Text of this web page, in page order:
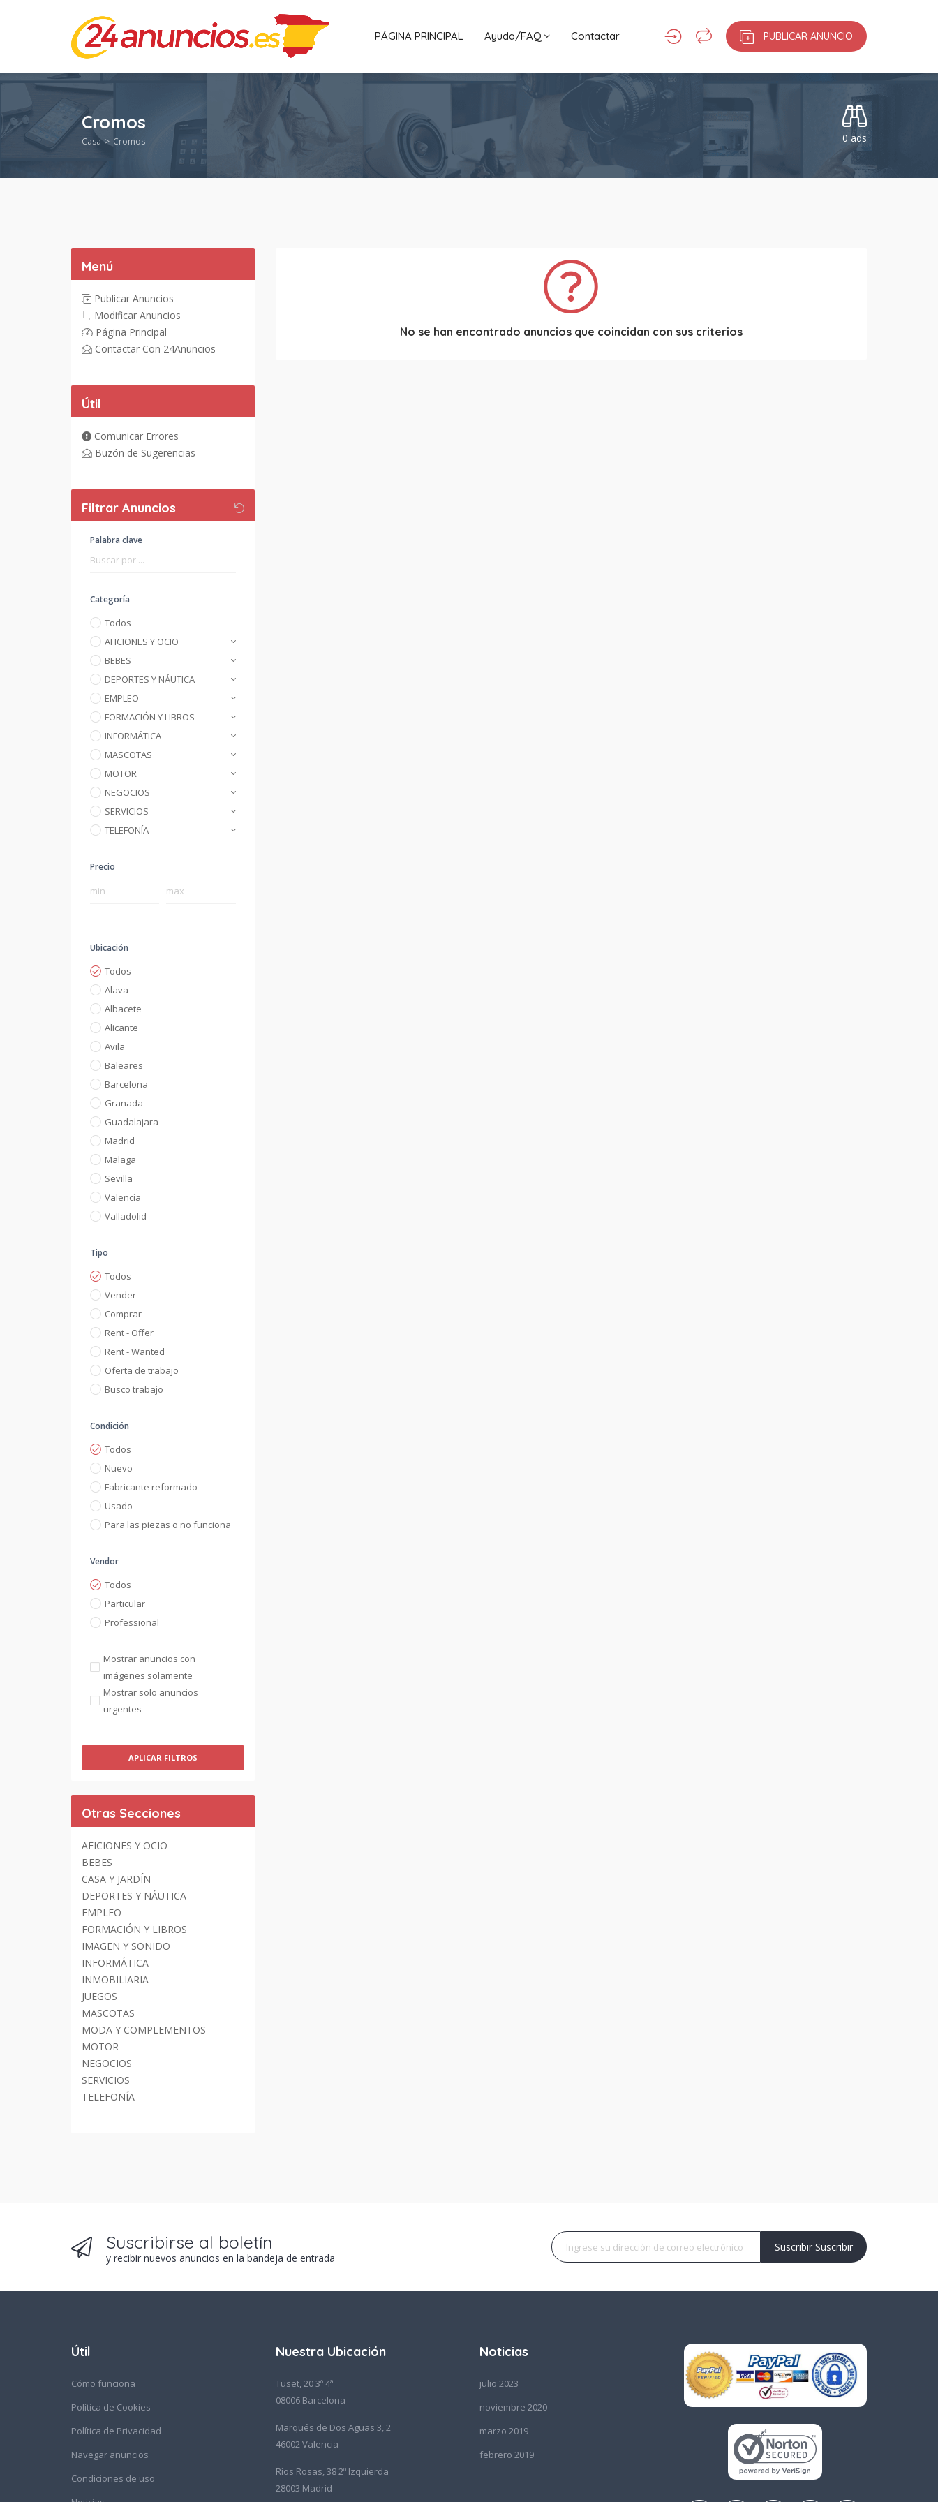
PÁGINA PRINCIPAL Ayuda/FAQ Contactar PUBLICAR ANUNCIO
Cromos
Casa Cromos 0 ads
Menú
Publicar Anuncios
Modificar Anuncios
Página Principal
Contactar Con 24Anuncios
Útil
Comunicar Errores
Buzón de Sugerencias
Filtrar Anuncios
Palabra clave
Categoría
Todos
AFICIONES Y OCIO
BEBES
DEPORTES Y NÁUTICA
EMPLEO
FORMACIÓN Y LIBROS
INFORMÁTICA
MASCOTAS
MOTOR
NEGOCIOS
SERVICIOS
TELEFONÍA
Precio
Ubicación
Todos
Alava
Albacete
Alicante
Avila
Baleares
Barcelona
Granada
Guadalajara
Madrid
Malaga
Sevilla
Valencia
Valladolid
Tipo
Todos
Vender
Comprar
Rent - Offer
Rent - Wanted
Oferta de trabajo
Busco trabajo
Condición
Todos
Nuevo
Fabricante reformado
Usado
Para las piezas o no funciona
Vendor
Todos
Particular
Professional
Mostrar anuncios con
imágenes solamente
Mostrar solo anuncios
urgentes
APLICAR FILTROS
Otras Secciones
AFICIONES Y OCIO
BEBES
CASA Y JARDÍN
DEPORTES Y NÁUTICA
EMPLEO
FORMACIÓN Y LIBROS
IMAGEN Y SONIDO
INFORMÁTICA
INMOBILIARIA
JUEGOS
MASCOTAS
MODA Y COMPLEMENTOS
MOTOR
NEGOCIOS
SERVICIOS
TELEFONÍA
No se han encontrado anuncios que coincidan con sus criterios
Suscribirse al boletín
y recibir nuevos anuncios en la bandeja de entrada
Suscribir Suscribir
Útil
Cómo funciona
Política de Cookies
Política de Privacidad
Navegar anuncios
Condiciones de uso
Nuestra Ubicación
Tuset, 20 3º 4ª
08006 Barcelona
Marqués de Dos Aguas 3, 2
46002 Valencia
Ríos Rosas, 38 2º Izquierda
28003 Madrid
Noticias
julio 2023
noviembre 2020
marzo 2019
febrero 2019